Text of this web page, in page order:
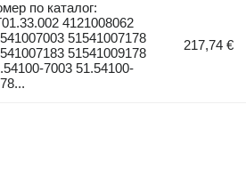
по каталог:
4121008062
51541007178
51541009178
7003 51.54100-
217,74 €